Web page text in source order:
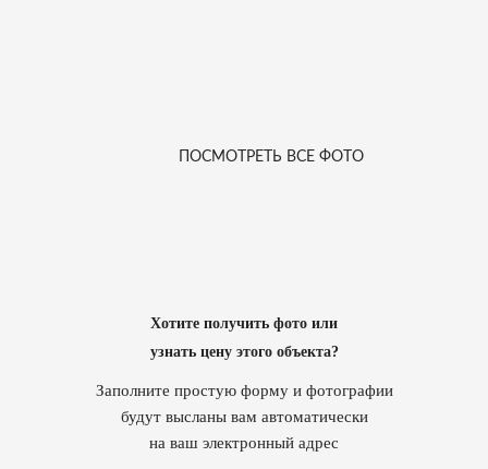
ПОСМОТРЕТЬ ВСЕ ФОТО
Хотите получить фото или
узнать цену этого объекта?
Заполните простую форму и фотографии
будут высланы вам автоматически
на ваш электронный адрес